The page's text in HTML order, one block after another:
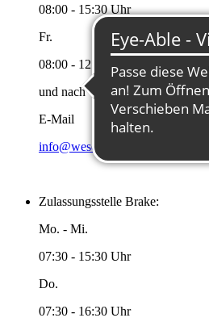
08:00 - 15:30 Uhr
Fr.
08:00 - 12:00 Uhr
und nach Vereinbarung
E-Mail
info@wesermarsch.de
Zulassungsstelle Brake:
Mo. - Mi.
07:30 - 15:30 Uhr
Do.
07:30 - 16:30 Uhr